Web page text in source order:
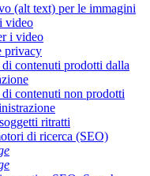
(alt text) per le immagini
video
i video
privacy
contenuti prodotti dalla
contenuti non prodotti
ritratti
di ricerca (SEO)